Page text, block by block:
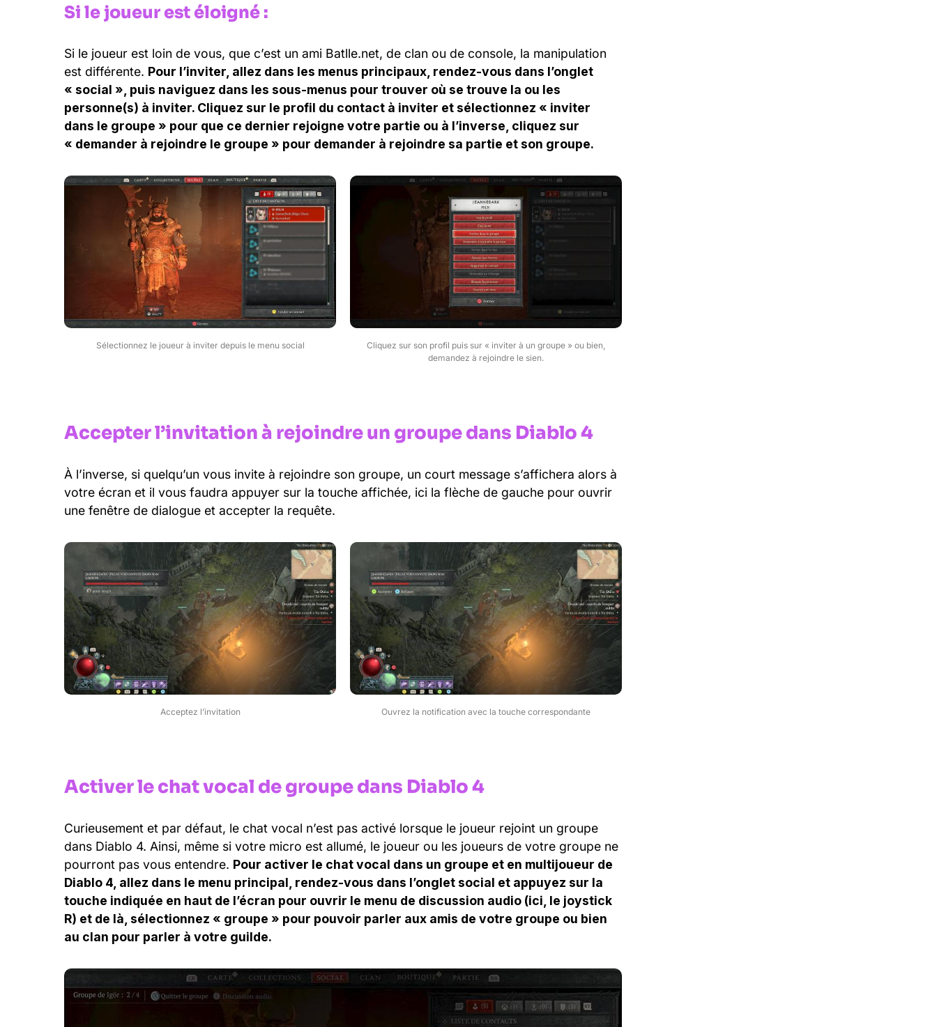
Si le joueur est éloigné :
Si le joueur est loin de vous, que c’est un ami Batlle.net, de clan ou de console, la manipulation
est différente. Pour l’inviter, allez dans les menus principaux, rendez-vous dans l’onglet
« social », puis naviguez dans les sous-menus pour trouver où se trouve la ou les
personne(s) à inviter. Cliquez sur le profil du contact à inviter et sélectionnez « inviter
dans le groupe » pour que ce dernier rejoigne votre partie ou à l’inverse, cliquez sur
« demander à rejoindre le groupe » pour demander à rejoindre sa partie et son groupe.
Sélectionnez le joueur à inviter depuis le menu social
Cliquez sur son profil puis sur « inviter à un groupe » ou bien,
demandez à rejoindre le sien.
Accepter l’invitation à rejoindre un groupe dans Diablo 4
À l’inverse, si quelqu’un vous invite à rejoindre son groupe, un court message s’affichera alors à
votre écran et il vous faudra appuyer sur la touche affichée, ici la flèche de gauche pour ouvrir
une fenêtre de dialogue et accepter la requête.
Acceptez l’invitation Ouvrez la notification avec la touche correspondante
Activer le chat vocal de groupe dans Diablo 4
Curieusement et par défaut, le chat vocal n’est pas activé lorsque le joueur rejoint un groupe
dans Diablo 4. Ainsi, même si votre micro est allumé, le joueur ou les joueurs de votre groupe ne
pourront pas vous entendre. Pour activer le chat vocal dans un groupe et en multijoueur de
Diablo 4, allez dans le menu principal, rendez-vous dans l’onglet social et appuyez sur la
touche indiquée en haut de l’écran pour ouvrir le menu de discussion audio (ici, le joystick
R) et de là, sélectionnez « groupe » pour pouvoir parler aux amis de votre groupe ou bien
au clan pour parler à votre guilde.